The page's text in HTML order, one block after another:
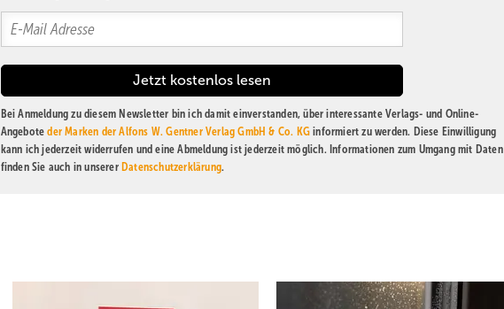
Bei Anmeldung zu diesem Newsletter bin ich damit einverstanden, über interessante Verlags- und Online-
Angeboteder Marken der Alfons W. Gentner Verlag GmbH & Co. KG informiert zu werden. Diese Einwilligung
kann ich jederzeit widerrufen und eine Abmeldung ist jederzeit möglich. Informationen zum Umgang mit Daten
finden Sie auch in unserer Datenschutzerklärung.